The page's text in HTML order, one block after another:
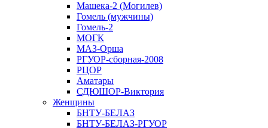
Машека-2 (Могилев)
Гомель (мужчины)
Гомель-2
МОГК
МАЗ-Орша
РГУОР-сборная-2008
РЦОР
Аматары
СДЮШОР-Виктория
Женщины
БНТУ-БЕЛАЗ
БНТУ-БЕЛАЗ-РГУОР